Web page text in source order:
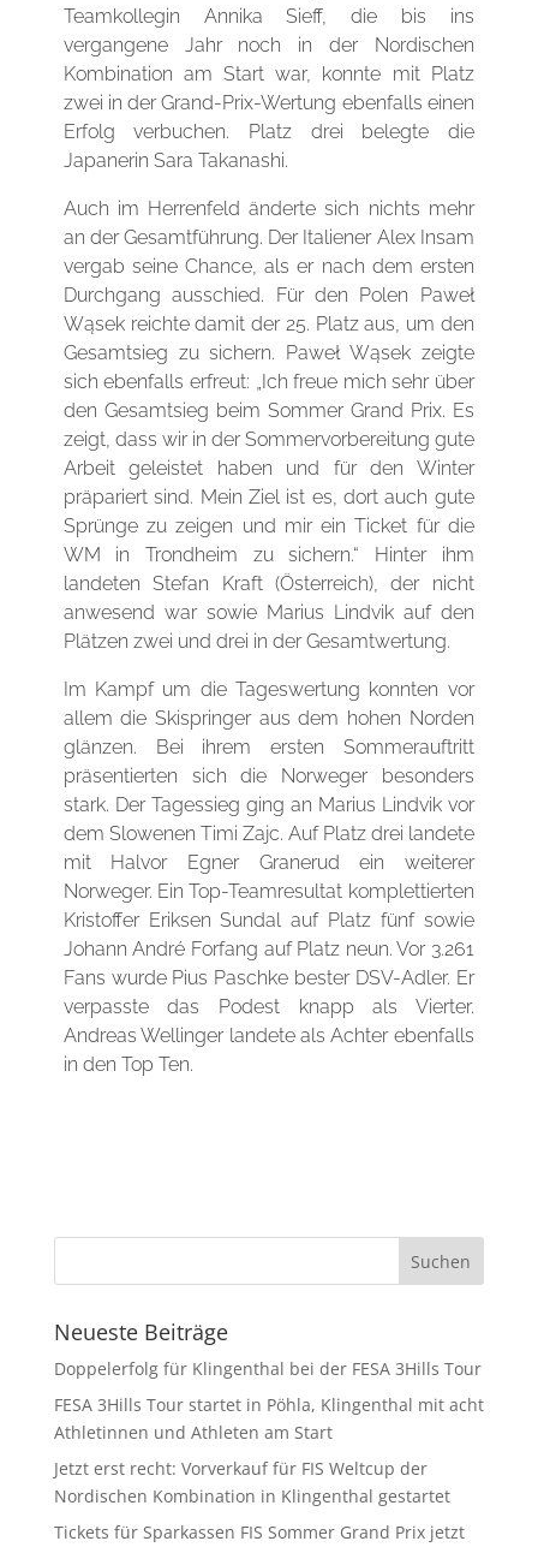
Teamkollegin Annika Sieff, die bis ins
vergangene Jahr noch in der Nordischen
Kombination am Start war, konnte mit Platz
zwei in der Grand-Prix-Wertung ebenfalls einen
Erfolg verbuchen. Platz drei belegte die
Japanerin Sara Takanashi.
Auch im Herrenfeld änderte sich nichts mehr
an der Gesamtführung. Der Italiener Alex Insam
vergab seine Chance, als er nach dem ersten
Durchgang ausschied. Für den Polen Paweł
Wąsek reichte damit der 25. Platz aus, um den
Gesamtsieg zu sichern. Paweł Wąsek zeigte
sich ebenfalls erfreut: „Ich freue mich sehr über
den Gesamtsieg beim Sommer Grand Prix. Es
zeigt, dass wir in der Sommervorbereitung gute
Arbeit geleistet haben und für den Winter
präpariert sind. Mein Ziel ist es, dort auch gute
Sprünge zu zeigen und mir ein Ticket für die
WM in Trondheim zu sichern.“ Hinter ihm
landeten Stefan Kraft (Österreich), der nicht
anwesend war sowie Marius Lindvik auf den
Plätzen zwei und drei in der Gesamtwertung.
Im Kampf um die Tageswertung konnten vor
allem die Skispringer aus dem hohen Norden
glänzen. Bei ihrem ersten Sommerauftritt
präsentierten sich die Norweger besonders
stark. Der Tagessieg ging an Marius Lindvik vor
dem Slowenen Timi Zajc. Auf Platz drei landete
mit Halvor Egner Granerud ein weiterer
Norweger. Ein Top-Teamresultat komplettierten
Kristoffer Eriksen Sundal auf Platz fünf sowie
Johann André Forfang auf Platz neun. Vor 3.261
Fans wurde Pius Paschke bester DSV-Adler. Er
verpasste das Podest knapp als Vierter.
Andreas Wellinger landete als Achter ebenfalls
in den Top Ten.
Neueste Beiträge
Doppelerfolg für Klingenthal bei der FESA 3Hills Tour
FESA 3Hills Tour startet in Pöhla, Klingenthal mit acht
Athletinnen und Athleten am Start
Jetzt erst recht: Vorverkauf für FIS Weltcup der
Nordischen Kombination in Klingenthal gestartet
Tickets für Sparkassen FIS Sommer Grand Prix jetzt